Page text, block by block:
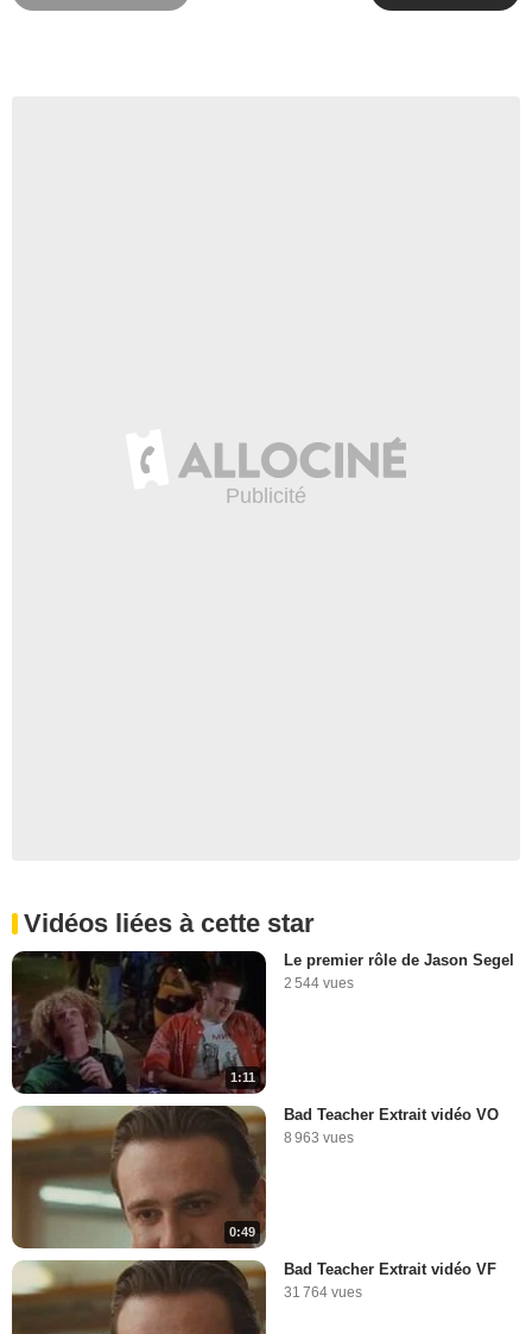
Vidéos liées à cette star
1:11
Le premier rôle de Jason Segel
2 544 vues
0:49
Bad Teacher Extrait vidéo VO
8 963 vues
Bad Teacher Extrait vidéo VF
31 764 vues